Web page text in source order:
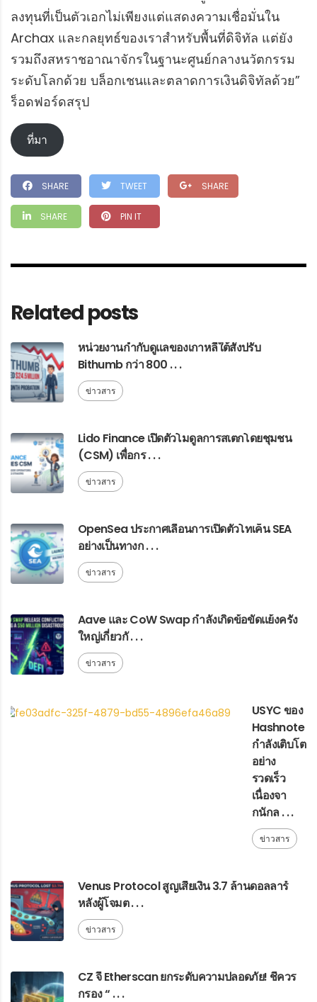
ลงทุนที่เป็นตัวเอกไม่เพียงแต่แสดงความเชื่อมั่นใน
Archax และกลยุทธ์ของเราสำหรับพื้นที่ดิจิทัล แต่ยัง
รวมถึงสหราชอาณาจักรในฐานะศูนย์กลางนวัตกรรม
ระดับโลกด้วย บล็อกเชนและตลาดการเงินดิจิทัลด้วย”
ร็อดฟอร์ดสรุป
ที่มา
SHARE TWEET SHARE
SHARE PIN IT
Related posts
หน่วยงานกำกับดูแลของเกาหลีใต้สั่งปรับ
Bithumb กว่า 800 . . .
ข่าวสาร
Lido Finance เปิดตัวโมดูลการสเตกโดยชุมชน
(CSM) เพื่อกร . . .
ข่าวสาร
OpenSea ประกาศเลื่อนการเปิดตัวโทเค็น SEA
อย่างเป็นทางก . . .
ข่าวสาร
Aave และ CoW Swap กำลังเกิดข้อขัดแย้งครั้ง
ใหญ่เกี่ยวกั . . .
ข่าวสาร
USYC ของ
Hashnote
กำลังเติบโต
อย่าง
รวดเร็ว
เนื่องจา
กนักล . . .
ข่าวสาร
Venus Protocol สูญเสียเงิน 3.7 ล้านดอลลาร์
หลังผู้โจมต . . .
ข่าวสาร
CZ จี้ Etherscan ยกระดับความปลอดภัย! ชี้ควร
กรอง “ . . .